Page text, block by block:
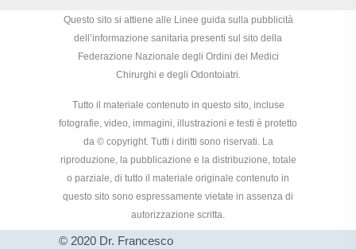
Questo sito si attiene alle Linee guida sulla pubblicità
dell’informazione sanitaria presenti sul sito della
Federazione Nazionale degli Ordini dei Medici
Chirurghi e degli Odontoiatri.
Tutto il materiale contenuto in questo sito, incluse
fotografie, video, immagini, illustrazioni e testi è protetto
da © copyright. Tutti i diritti sono riservati. La
riproduzione, la pubblicazione e la distribuzione, totale
o parziale, di tutto il materiale originale contenuto in
questo sito sono espressamente vietate in assenza di
autorizzazione scritta.
© 2020 Dr. Francesco